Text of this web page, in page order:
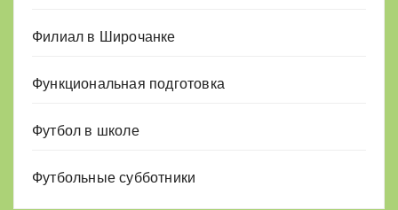
Филиал в Широчанке
Функциональная подготовка
Футбол в школе
Футбольные субботники